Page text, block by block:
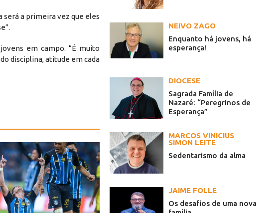
será a primeira vez que eles
em campo. “É muito
disciplina, atitude em cada
NEIVO ZAGO
Enquanto há jovens, há
esperança!
DIOCESE
Sagrada Família de
Nazaré: “Peregrinos de
Esperança”
MARCOS VINICIUS
SIMON LEITE
Sedentarismo da alma
JAIME FOLLE
Os desafios de uma nova